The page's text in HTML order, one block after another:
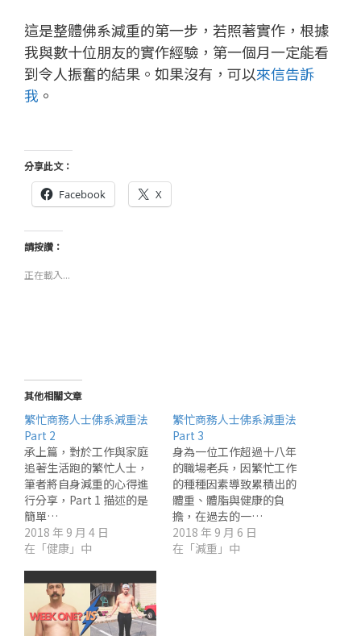
這是整體佛系減重的第一步，若照著實作，根據
我與數十位朋友的實作經驗，第一個月一定能看
到令人振奮的結果。如果沒有，可以來信告訴
我 。
分享此文：
Facebook X
請按讚：
正在載入...
其他相關文章
繁忙商務人士佛系減重法
Part 2
承上篇，對於工作與家庭
追著生活跑的繁忙人士，
筆者將自身減重的心得進
行分享，Part 1 描述的是
簡單…
2018 年 9 月 4 日
在「健康」中
繁忙商務人士佛系減重法
Part 3
身為一位工作超過十八年
的職場老兵，因繁忙工作
的種種因素導致累積出的
體重、體脂與健康的負
擔，在過去的一…
2018 年 9 月 6 日
在「減重」中